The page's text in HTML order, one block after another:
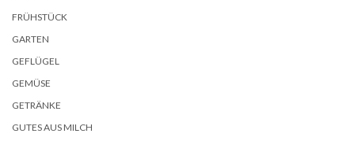
FRÜHSTÜCK
GARTEN
GEFLÜGEL
GEMÜSE
GETRÄNKE
GUTES AUS MILCH